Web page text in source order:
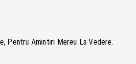
Pentru Amintiri Mereu La Vedere.